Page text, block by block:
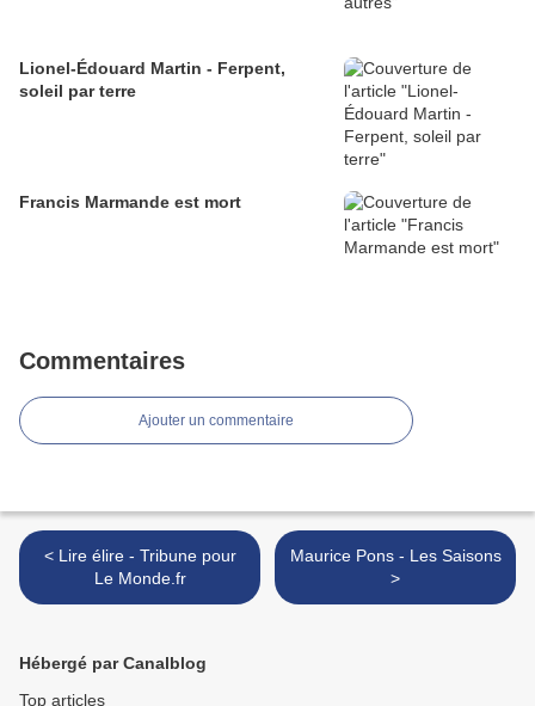
Lionel-Édouard Martin - Ferpent,
soleil par terre
Francis Marmande est mort
Commentaires
Ajouter un commentaire
< Lire élire - Tribune pour
Le Monde.fr
Maurice Pons - Les Saisons
>
Hébergé par Canalblog
Top articles